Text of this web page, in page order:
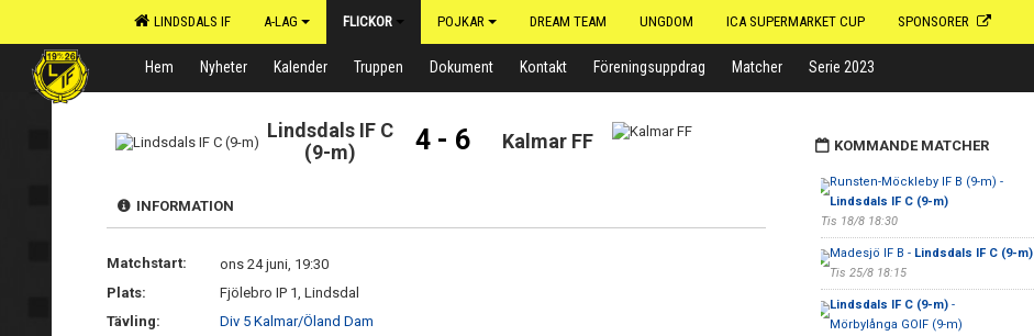
LINDSDALS IF A-LAG FLICKOR POJKAR DREAM TEAM UNGDOM ICA SUPERMARKET CUP SPONSORER
Hem Nyheter Kalender Truppen Dokument Kontakt Föreningsuppdrag Matcher Serie 2023
Lindsdals IF C
(9-m)
4 - 6 Kalmar FF
INFORMATION
Matchstart:
ons 24 juni, 19:30
Plats:
Fjölebro IP 1, Lindsdal
Tävling:
Div 5 Kalmar/Öland Dam
KOMMANDE MATCHER
Runsten-Möckleby IF B (9-m) -
Lindsdals IF C (9-m)
Tis 18/8 18:30
Madesjö IF B - Lindsdals IF C (9-m)
Tis 25/8 18:15
Lindsdals IF C (9-m)-
Mörbylånga GOIF (9-m)